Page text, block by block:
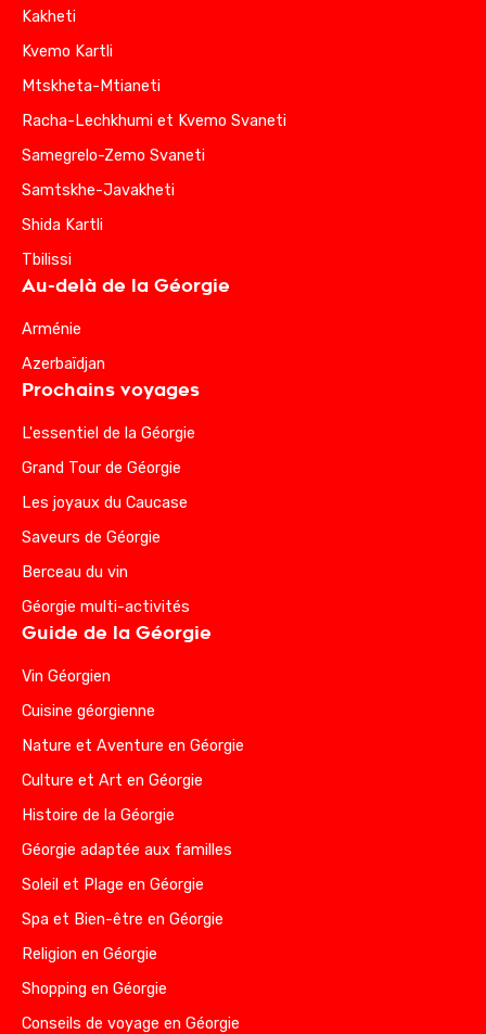
Kakheti
Kvemo Kartli
Mtskheta-Mtianeti
Racha-Lechkhumi et Kvemo Svaneti
Samegrelo-Zemo Svaneti
Samtskhe-Javakheti
Shida Kartli
Tbilissi
Au-delà de la Géorgie
Arménie
Azerbaïdjan
Prochains voyages
L'essentiel de la Géorgie
Grand Tour de Géorgie
Les joyaux du Caucase
Saveurs de Géorgie
Berceau du vin
Géorgie multi-activités
Guide de la Géorgie
Vin Géorgien
Cuisine géorgienne
Nature et Aventure en Géorgie
Culture et Art en Géorgie
Histoire de la Géorgie
Géorgie adaptée aux familles
Soleil et Plage en Géorgie
Spa et Bien-être en Géorgie
Religion en Géorgie
Shopping en Géorgie
Conseils de voyage en Géorgie